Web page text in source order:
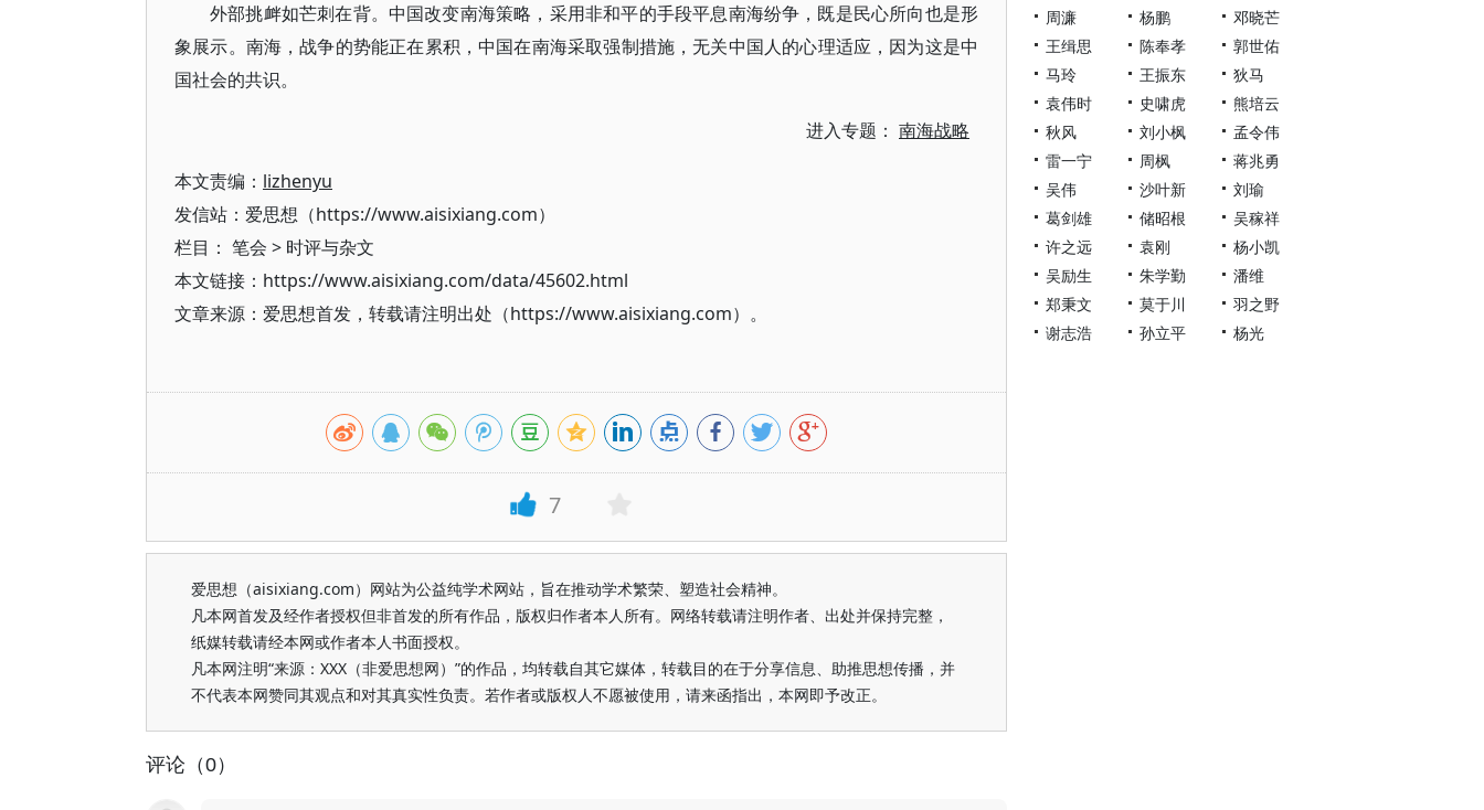
外部挑衅如芒刺在背。中国改变南海策略，采用非和平的手段平息南海纷争，既是民心所向也是形
象展示。南海，战争的势能正在累积，中国在南海采取强制措施，无关中国人的心理适应，因为这是中
国社会的共识。
进入专题： 南海战略
本文责编： lizhenyu
发信站：爱思想（https://www.aisixiang.com）
栏目： 笔会 > 时评与杂文
本文链接：https://www.aisixiang.com/data/45602.html
文章来源：爱思想首发，转载请注明出处（https://www.aisixiang.com）。
7
爱思想（aisixiang.com）网站为公益纯学术网站，旨在推动学术繁荣、塑造社会精神。
凡本网首发及经作者授权但非首发的所有作品，版权归作者本人所有。网络转载请注明作者、出处并保持完整，
纸媒转载请经本网或作者本人书面授权。
凡本网注明“来源：XXX（非爱思想网）”的作品，均转载自其它媒体，转载目的在于分享信息、助推思想传播，并
不代表本网赞同其观点和对其真实性负责。若作者或版权人不愿被使用，请来函指出，本网即予改正。
评论（0）
周濂
杨鹏
邓晓芒
王缉思
陈奉孝
郭世佑
马玲
王振东
狄马
袁伟时
史啸虎
熊培云
秋风
刘小枫
孟令伟
雷一宁
周枫
蒋兆勇
吴伟
沙叶新
刘瑜
葛剑雄
储昭根
吴稼祥
许之远
袁刚
杨小凯
吴励生
朱学勤
潘维
郑秉文
莫于川
羽之野
谢志浩
孙立平 杨光